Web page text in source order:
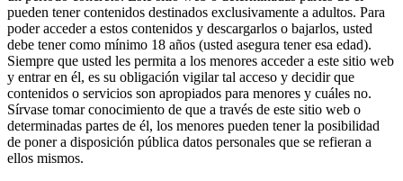
pueden tener contenidos destinados exclusivamente a adultos. Para
poder acceder a estos contenidos y descargarlos o bajarlos, usted
debe tener como mínimo 18 años (usted asegura tener esa edad).
Siempre que usted les permita a los menores acceder a este sitio web
y entrar en él, es su obligación vigilar tal acceso y decidir que
contenidos o servicios son apropiados para menores y cuáles no.
Sírvase tomar conocimiento de que a través de este sitio web o
determinadas partes de él, los menores pueden tener la posibilidad
de poner a disposición pública datos personales que se refieran a
ellos mismos.